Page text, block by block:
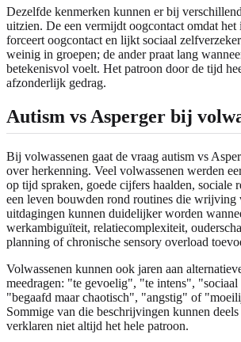
Dezelfde kenmerken kunnen er bij
uitzien. De een vermijdt oogcontact omdat het
forceert oogcontact en lijkt sociaal
weinig in groepen; de ander praat lang
betekenisvol voelt. Het patroon door de tijd
afzonderlijk gedrag.
Autism vs Asperger bij
Bij volwassenen gaat de vraag autism vs
over herkenning. Veel volwassenen werden
op tijd spraken, goede cijfers haalden, sociale
een leven bouwden rond routines die wrijving
uitdagingen kunnen duidelijker worden
werkambiguïteit, relatiecomplexiteit,
planning of chronische sensory overload
Volwassenen kunnen ook jaren aan
meedragen: "te gevoelig", "te intens",
"begaafd maar chaotisch", "angstig" of
Sommige van die beschrijvingen kunnen
verklaren niet altijd het hele patroon.